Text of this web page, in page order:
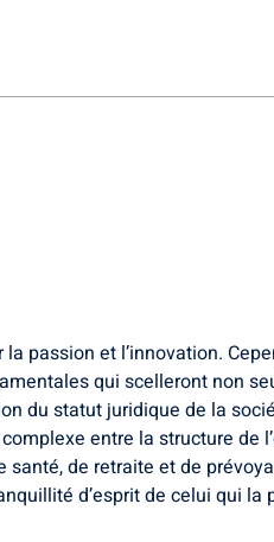
passion et l’innovation.
qui scelleront non
du statut juridique de la
entre la structure de
de retraite et de
d’esprit de celui qui la